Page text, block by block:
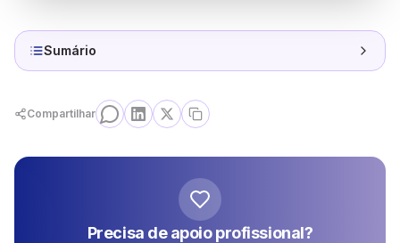
Sumário
Compartilhar
Precisa de apoio profissional?